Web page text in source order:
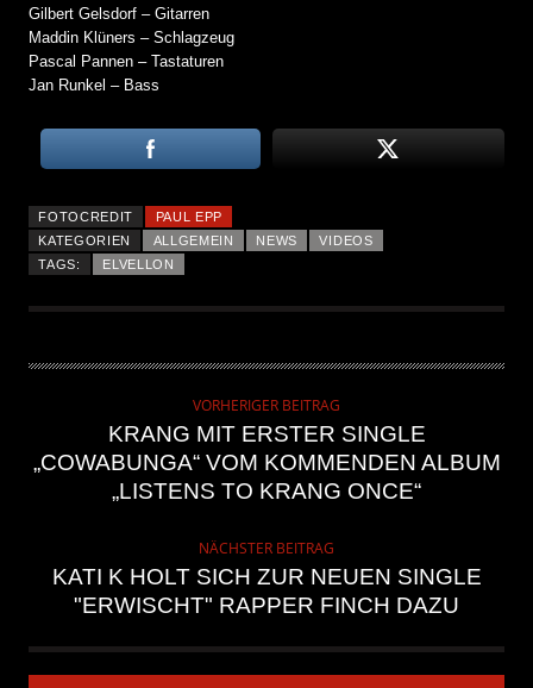
Gilbert Gelsdorf – Gitarren
Maddin Klüners – Schlagzeug
Pascal Pannen – Tastaturen
Jan Runkel – Bass
FOTOCREDIT
PAUL EPP
KATEGORIEN
ALLGEMEIN NEWS
VIDEOS
TAGS:
ELVELLON
VORHERIGER BEITRAG
KRANG MIT ERSTER SINGLE
„COWABUNGA“ VOM KOMMENDEN ALBUM
„LISTENS TO KRANG ONCE“
NÄCHSTER BEITRAG
KATI K HOLT SICH ZUR NEUEN SINGLE
"ERWISCHT" RAPPER FINCH DAZU